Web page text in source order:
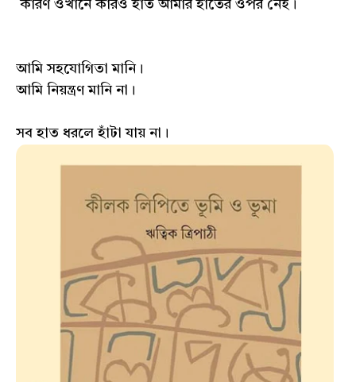
কারণ ওখানে কারও হাত আমার হাতের ওপর নেই।
আমি সহযোগিতা মানি।
আমি নিয়ন্ত্রণ মানি না।
সব হাত ধরলে হাঁটা যায় না।